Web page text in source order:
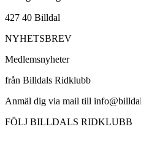
427 40 Billdal
NYHETSBREV
Medlemsnyheter
från Billdals Ridklubb
Anmäl dig via mail till
FÖLJ BILLDALS RIDKLUBB